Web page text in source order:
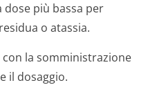
dose più bassa per
o atassia.
la somministrazione
il dosaggio.